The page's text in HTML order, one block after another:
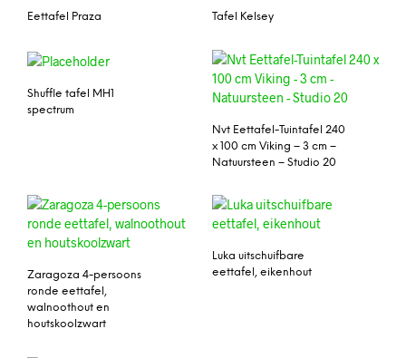
Eettafel Praza Tafel Kelsey
Shuffle tafel MH1
spectrum
Nvt Eettafel-Tuintafel 240
x 100 cm Viking – 3 cm –
Natuursteen – Studio 20
Zaragoza 4-persoons
ronde eettafel,
walnoothout en
houtskoolzwart
Luka uitschuifbare
eettafel, eikenhout